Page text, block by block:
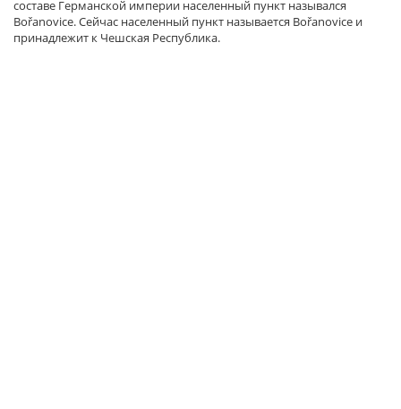
составе Германской империи населенный пункт назывался
Bořanovice. Сейчас населенный пункт называется Bořanovice и
принадлежит к Чешская Республика.